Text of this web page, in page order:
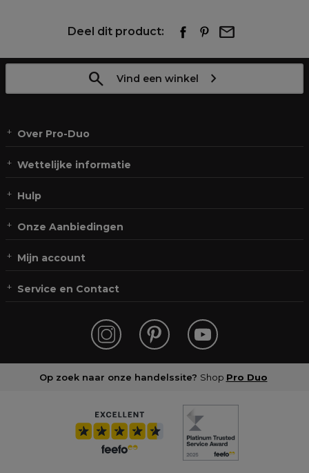
Deel dit product:
Vind een winkel
Over Pro-Duo
Wettelijke informatie
Hulp
Onze Aanbiedingen
Mijn account
Service en Contact
Op zoek naar onze handelssite? Shop Pro Duo